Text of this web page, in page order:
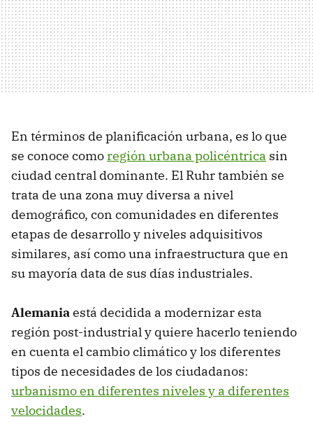
En términos de planificación urbana, es lo que
se conoce comoregión urbana policéntrica sin
ciudad central dominante. El Ruhr también se
trata de una zona muy diversa a nivel
demográfico, con comunidades en diferentes
etapas de desarrollo y niveles adquisitivos
similares, así como una infraestructura que en
su mayoría data de sus días industriales.
Alemaniaestá decidida a modernizar esta
región post-industrial y quiere hacerlo teniendo
en cuenta el cambio climático y los diferentes
tipos de necesidades de los ciudadanos:
urbanismo en diferentes niveles y a diferentes
velocidades.